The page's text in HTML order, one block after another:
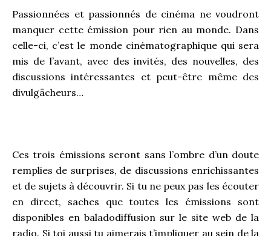
Passionnées et passionnés de cinéma ne voudront
manquer cette émission pour rien au monde. Dans
celle-ci, c’est le monde cinématographique qui sera
mis de l’avant, avec des invités, des nouvelles, des
discussions intéressantes et peut-être même des
divulgâcheurs…
Ces trois émissions seront sans l’ombre d’un doute
remplies de surprises, de discussions enrichissantes
et de sujets à découvrir. Si tu ne peux pas les écouter
en direct, saches que toutes les émissions sont
disponibles en baladodiffusion sur le site web de la
radio. Si toi aussi tu aimerais t’impliquer au sein de la